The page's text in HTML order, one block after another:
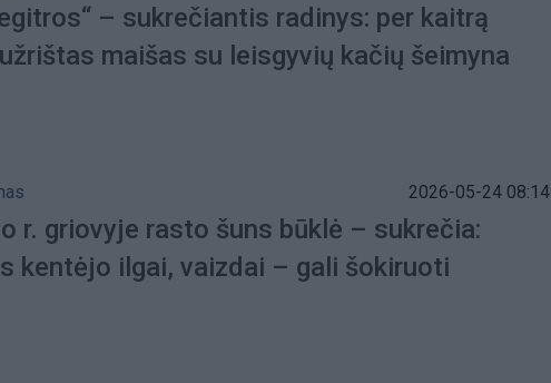
– sukrečiantis radinys: per kaitrą
maišas su leisgyvių kačių šeimyna
2026-05-24 08:14
r. griovyje rasto šuns būklė – sukrečia:
kentėjo ilgai, vaizdai – gali šokiruoti